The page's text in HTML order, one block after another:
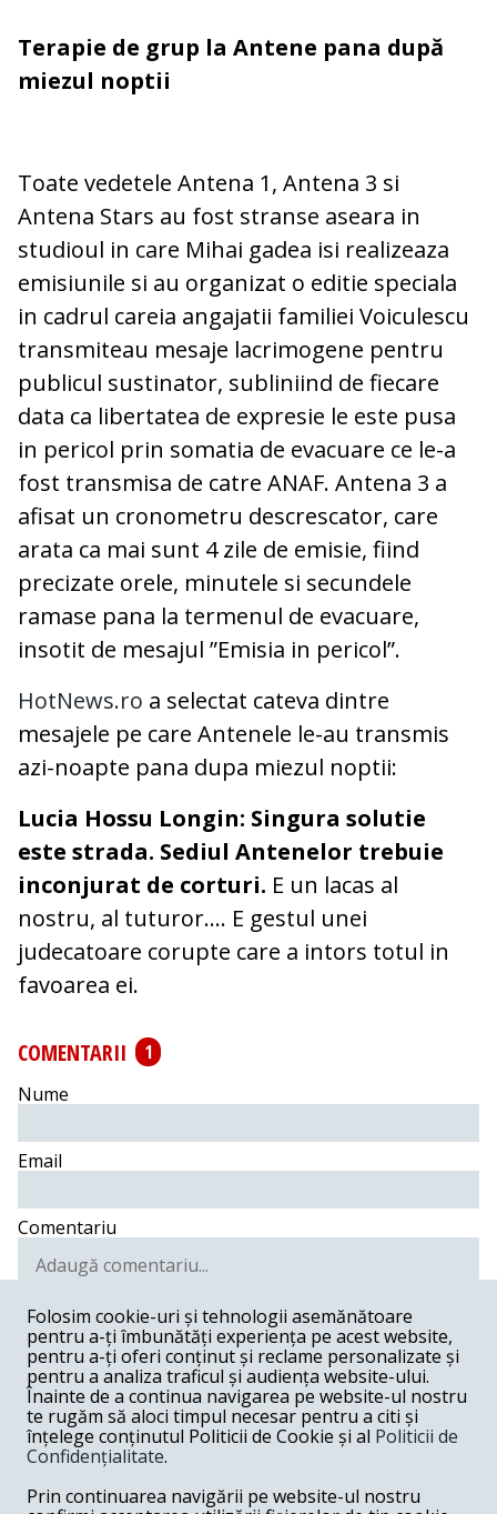
Terapie de grup la Antene pana după
miezul noptii
Toate vedetele Antena 1, Antena 3 si
Antena Stars au fost stranse aseara in
studioul in care Mihai gadea isi realizeaza
emisiunile si au organizat o editie speciala
in cadrul careia angajatii familiei Voiculescu
transmiteau mesaje lacrimogene pentru
publicul sustinator, subliniind de fiecare
data ca libertatea de expresie le este pusa
in pericol prin somatia de evacuare ce le-a
fost transmisa de catre ANAF. Antena 3 a
afisat un cronometru descrescator, care
arata ca mai sunt 4 zile de emisie, fiind
precizate orele, minutele si secundele
ramase pana la termenul de evacuare,
insotit de mesajul ”Emisia in pericol”.
HotNews.ro a selectat cateva dintre
mesajele pe care Antenele le-au transmis
azi-noapte pana dupa miezul noptii:
Lucia Hossu Longin: Singura solutie
este strada. Sediul Antenelor trebuie
inconjurat de corturi. E un lacas al
nostru, al tuturor.... E gestul unei
judecatoare corupte care a intors totul in
favoarea ei.
COMENTARII
1
Nume
Email
Comentariu
Postează comentariu
Vicentio B. -02-19-2016
FAPTUL ca pana in acest momentul sunt "Total 0
comments" denota doua aspecte: ori lasitate ori
dezinteres !. Ambele sunt IMORALE ! Analiza obiectiva a
minciunii pentre realizarea marei manipulari populare,
Folosim cookie-uri și tehnologii asemănătoare
pentru a-ți îmbunătăți experiența pe acest website,
pentru a-ți oferi conținut și reclame personalizate și
pentru a analiza traficul și audiența website-ului.
Înainte de a continua navigarea pe website-ul nostru
te rugăm să aloci timpul necesar pentru a citi și
înțelege conținutul Politicii de Cookie și al Politicii de
Confidențialitate.
Prin continuarea navigării pe website-ul nostru